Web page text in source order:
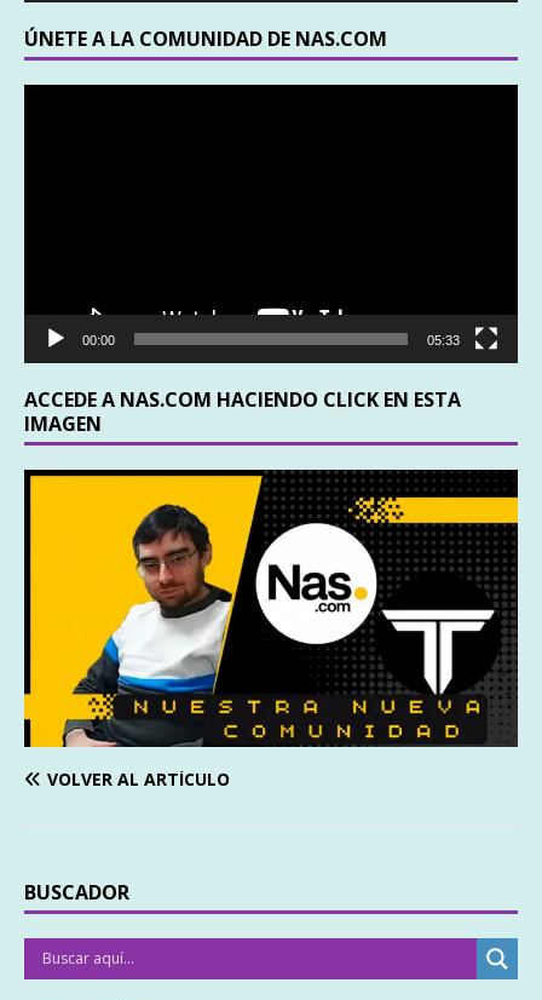
ÚNETE A LA COMUNIDAD DE NAS.COM
00:00 05:33
ACCEDE A NAS.COM HACIENDO CLICK EN ESTA
IMAGEN
VOLVER AL ARTÍCULO
BUSCADOR